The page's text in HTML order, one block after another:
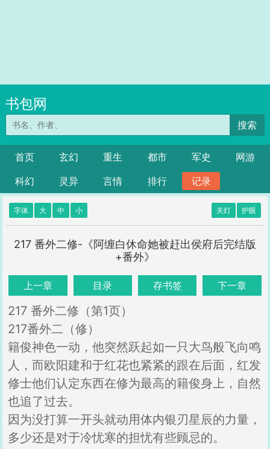
书包网
搜索
首页 玄幻 重生 都市 军史
网游
科幻
灵异 言情 排行 记录
字体 大 中 小 关灯 护眼
217 番外二修-《阿缠白休命她被赶出侯府后完结版
+番外》
上一章 目录 存书签 下一章
217 番外二修（第1页）
217番外二（修）
籍俊神色一动，他突然跃起如一只大鸟般飞向鸣
人，而欧阳建和于红花也紧紧的跟在后面，红发
修士他们认定东西在修为最高的籍俊身上，自然
也追了过去。
因为没打算一开头就动用体内银刃星辰的力量，
多少还是对于冷忧寒的担忧有些顾忌的。